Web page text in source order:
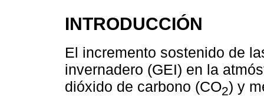
INTRODUCCIÓN
El incremento sostenido de
invernadero (GEI) en la
dióxido de carbono (CO2) y